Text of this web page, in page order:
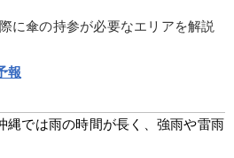
に傘の持参が必要なエリアを解説
報
縄では雨の時間が長く、強雨や雷雨